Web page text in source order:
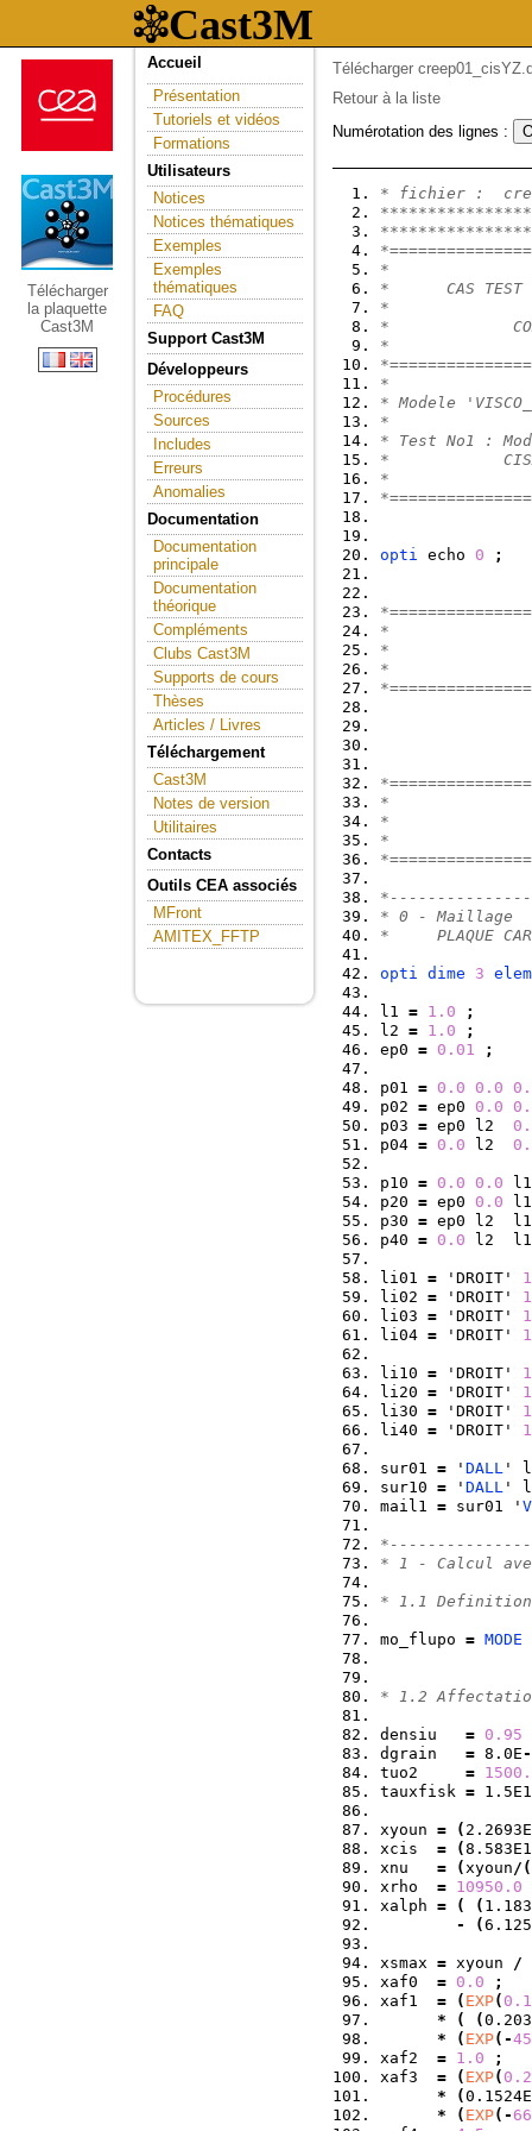
Télécharger
la plaquette
Cast3M
Accueil
Présentation
Tutoriels et vidéos
Formations
Utilisateurs
Notices
Notices thématiques
Exemples
Exemples
thématiques
FAQ
Support Cast3M
Développeurs
Procédures
Sources
Includes
Erreurs
Anomalies
Documentation
Documentation
principale
Documentation
théorique
Compléments
Clubs Cast3M
Supports de cours
Thèses
Articles / Livres
Téléchargement
Cast3M
Notes de version
Utilitaires
Contacts
Outils CEA associés
MFront
AMITEX_FFTP
Télécharger
Retour à la liste
Numérotation des lignes :
* fichier :
*
*      CAS TEST
*
*
*
*
* Modele
*
* Test No1 :
*
*
opti echo 0 ;
*
*
*
*
*
*
* 0 - Maillage
*     PLAQUE
opti dime 3 elem
l1 = 1.0
;
l2 = 1.0
;
ep0 = 0.01 ;
p01 = 0.0 0.0
p02 = ep0 0.0
p03 = ep0 l2
p04 = 0.0 l2
p10 = 0.0 0.0
p20 = ep0 0.0
p30 = ep0 l2
p40 = 0.0 l2
li01 = 'DROIT' 1
li02 = 'DROIT' 1
li03 = 'DROIT' 1
li04 = 'DROIT' 1
li10 = 'DROIT' 1
li20 = 'DROIT' 1
li30 = 'DROIT' 1
li40 = 'DROIT' 1
sur01 = ' DALL '
sur10 = ' DALL '
mail1 = sur01 '
* 1 - Calcul avec
* 1.1 Definition
mo_flupo = MODE
* 1.2
densiu = 0.95
dgrain = 8.0E-
tuo2 =
tauxfisk =
xyoun = (
xcis = (
xnu = (xyoun/ (
xrho = 10950.0
xalph = ( (
-
(
xsmax = xyoun /
xaf0 = 0.0
;
xaf1 = ( EXP(
*
( (
*
( EXP( -
xaf2 = 1.0
;
xaf3 = ( EXP(
*
(0.1524E
*
( EXP( -